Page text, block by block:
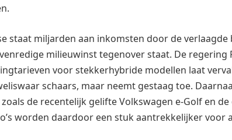
staat miljarden aan inkomsten door de verlaagde
milieuwinst tegenover staat. De regering
voor stekkerhybride modellen laat
schaars, maar neemt gestaag toe.
de recentelijk gelifte Volkswagen e-Golf en
worden daardoor een stuk aantrekkelijker voor